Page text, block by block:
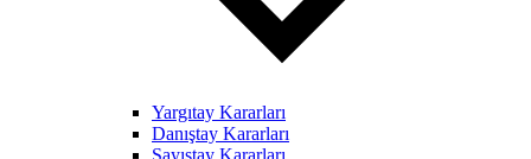
Yargıtay Kararları
Danıştay Kararları
Sayıştay Kararları